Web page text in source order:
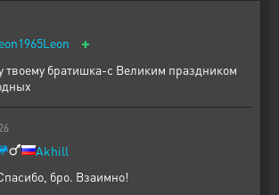
+
твоему братишка-с Великим праздником
Akhill
бро. Взаимно!